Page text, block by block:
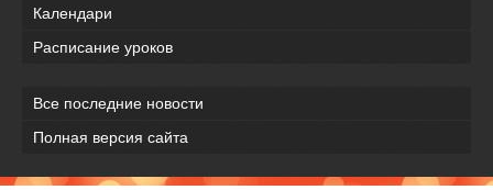
Календари
Расписание уроков
Все последние новости
Полная версия сайта